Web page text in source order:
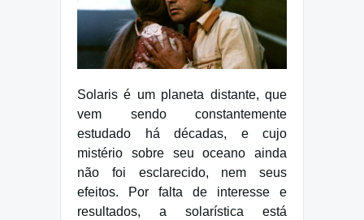
Solaris é um planeta distante, que
vem sendo constantemente
estudado há décadas, e cujo
mistério sobre seu oceano ainda
não foi esclarecido, nem seus
efeitos. Por falta de interesse e
resultados, a solarística está